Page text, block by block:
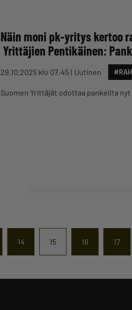
Näin moni pk-yritys kertoo
Yrittäjien Pentikäinen:
29.10.2025 klo 07:45 Uutinen
Suomen Yrittäjät odottaa pankeilta
14 15 16 17